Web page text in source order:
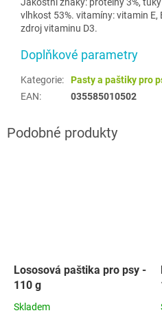
vlhkost 53%. vitamíny: vitamin E,
zdroj vitaminu D3.
Doplňkové parametry
Kategorie:
Pasty a paštiky pro
EAN: 035585010502
Lososová paštika pro psy -
110 g
Skladem